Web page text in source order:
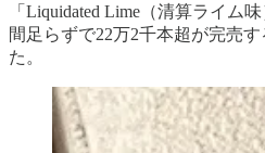
「Liquidated Lime（清算ライム
間足らずで22万2千本超が完売
た。